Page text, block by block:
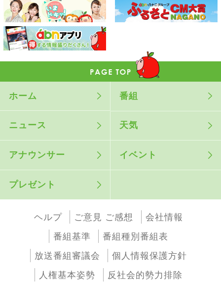
ホーム 番組
ニュース 天気
アナウンサー イベント
プレゼント
ヘルプ ご意見 ご感想
会社情報
番組基準
番組種別番組表
放送番組審議会
個人情報保護方針
人権基本姿勢
反社会的勢力排除